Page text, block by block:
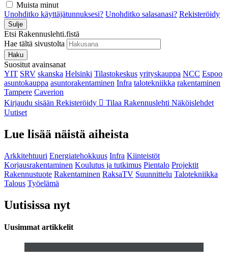
Muista minut
Unohditko käyttäjätunnuksesi? Unohditko salasanasi? Rekisteröidy
Sulje
Etsi Rakennuslehti.fistä
Hae tältä sivustolta
Haku
Suositut avainsanat
YIT SRV skanska Helsinki Tilastokeskus yrityskauppa NCC Espoo
asuntokauppa asuntorakentaminen Infra talotekniikka rakentaminen
Tampere Caverion
Kirjaudu sisään Rekisteröidy Tilaa Rakennuslehti Näköislehdet
Uutiset
Lue lisää näistä aiheista
Arkkitehtuuri Energiatehokkuus Infra Kiinteistöt
Korjausrakentaminen Koulutus ja tutkimus Pientalo Projektit
Rakennustuote Rakentaminen RaksaTV Suunnittelu Talotekniikka
Talous Työelämä
Uutisissa nyt
Uusimmat artikkelit